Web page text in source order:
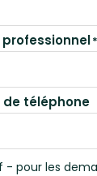
professionnel*
de téléphone
- pour les